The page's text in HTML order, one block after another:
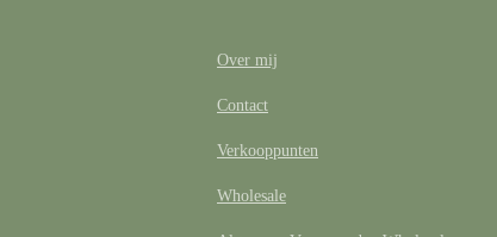
Over mij
Contact
Verkooppunten
Wholesale